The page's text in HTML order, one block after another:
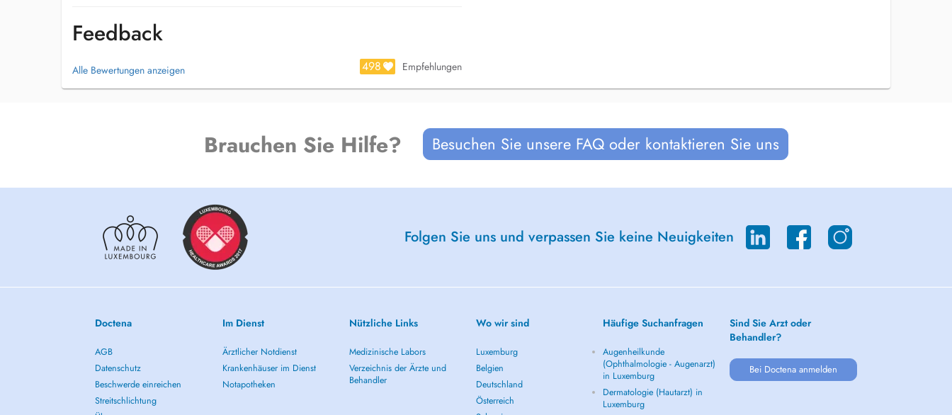
Feedback
Alle Bewertungen anzeigen 498 Empfehlungen
Brauchen Sie Hilfe? Besuchen Sie unsere FAQ oder kontaktieren Sie uns
Folgen Sie uns und verpassen Sie keine Neuigkeiten
Doctena
AGB
Datenschutz
Beschwerde einreichen
Streitschlichtung
Im Dienst
Ärztlicher Notdienst
Krankenhäuser im Dienst
Notapotheken
Nützliche Links
Medizinische Labors
Verzeichnis der Ärzte und
Behandler
Wo wir sind
Luxemburg
Belgien
Deutschland
Österreich
Häufige Suchanfragen
Augenheilkunde
(Ophthalmologie - Augenarzt)
in Luxemburg
Dermatologie (Hautarzt) in
Luxemburg
Sind Sie Arzt oder
Behandler?
Bei Doctena anmelden